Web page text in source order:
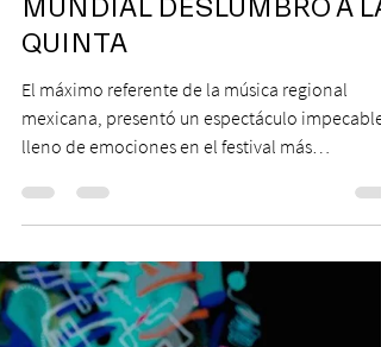
21 feb 2023 2 min de lectura
ALEJANDRO FERNÁNDEZ
MÁXIMO EXPONENTE DE
MÚSICA MEXICANA A
MUNDIAL DESLUMBRÓ A LA
QUINTA
El máximo referente de la música regional
mexicana, presentó un espectáculo impecable